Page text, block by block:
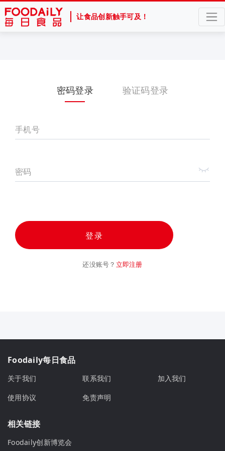
让食品创新触手可及！
密码登录 验证码登录
手机号
密码
登录
还没账号？ 立即注册
Foodaily每日食品
关于我们 联系我们
加入我们
使用协议
免责声明
相关链接
Foodaily创新博览会